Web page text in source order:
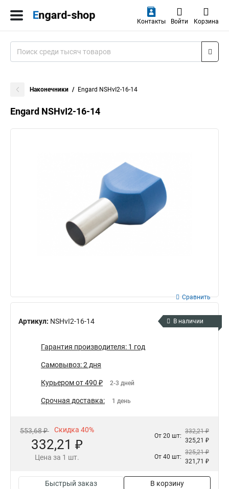
Контакты Войти Корзина
Наконечники Engard NSHvI2-16-14
Engard NSHvI2-16-14
Артикул: NSHvI2-16-14
Сравнить
В наличии
Гарантия производителя: 1 год
Самовывоз: 2 дня
Курьером от 490 ₽ 2-3 дней
Срочная доставка: 1 день
553,68 ₽ Скидка 40%
332,21 ₽
Цена за 1 шт.
От 20 шт:
332,21 ₽
325,21 ₽
От 40 шт:
325,21 ₽
321,71 ₽
Быстрый заказ В корзину